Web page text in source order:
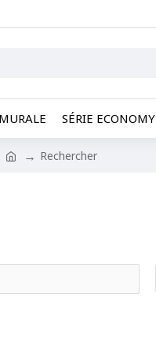
SÉRIE ECONOMY
Rechercher